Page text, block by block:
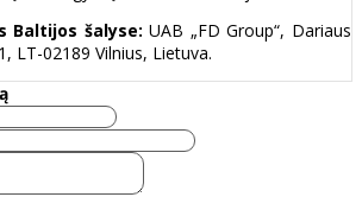
Baltijos šalyse: UAB „FD Group“, Dariaus
LT-02189 Vilnius, Lietuva.